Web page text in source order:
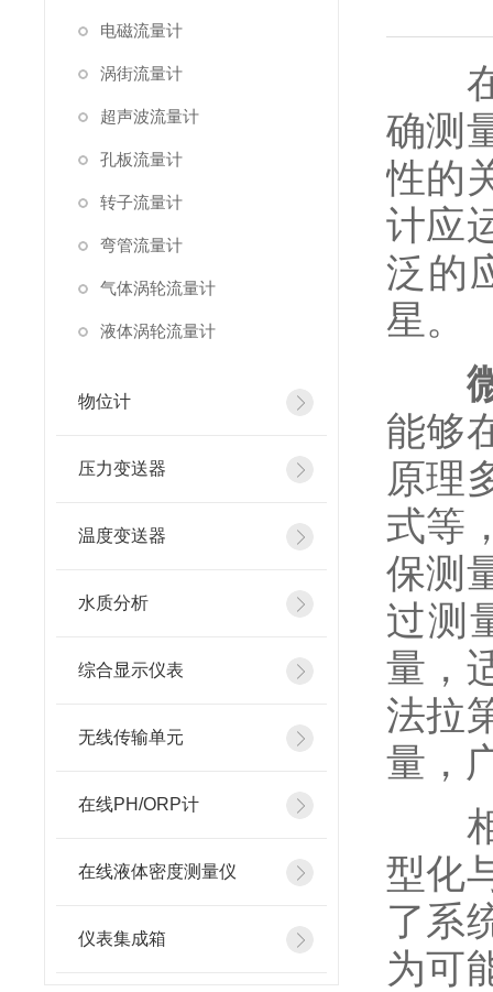
电磁流量计
涡街流量计
超声波流量计
孔板流量计
转子流量计
弯管流量计
气体涡轮流量计
液体涡轮流量计
物位计
压力变送器
温度变送器
水质分析
综合显示仪表
无线传输单元
在线PH/ORP计
在线液体密度测量仪
仪表集成箱
在
确测
性的
计应
泛的
星。
能够
原理
式等
保测
过测
量，
法拉
量，
相
型化
了系
为可